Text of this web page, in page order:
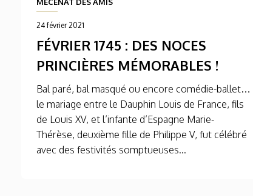
24 février 2021
FÉVRIER 1745 : DES NOCES
PRINCIÈRES MÉMORABLES !
Bal paré, bal masqué ou encore comédie-ballet…
le mariage entre le Dauphin Louis de France, fils
de Louis XV, et l’infante d’Espagne Marie-
Thérèse, deuxième fille de Philippe V, fut célébré
avec des festivités somptueuses...